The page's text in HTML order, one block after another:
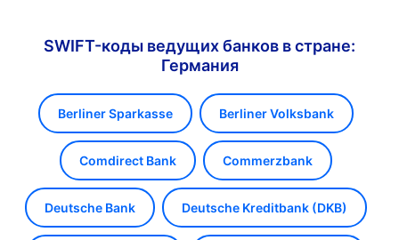
SWIFT-коды ведущих банков в стране:
Германия
Berliner Sparkasse Berliner Volksbank
Comdirect Bank Commerzbank
Deutsche Bank Deutsche Kreditbank (DKB)